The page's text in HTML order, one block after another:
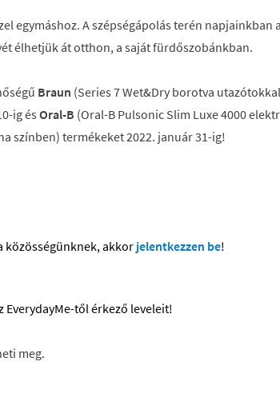
egymáshoz. A szépségápolás terén
élhetjük át otthon, a saját fürdőszobánkban.
Braun (Series 7 Wet&Dry borotva
ig ésOral-B (Oral-B Pulsonic Slim Luxe 4000
színben) termékeket 2022. január 31-ig!
közösségünknek, akkor jelentkezzen be!
EverydayMe-től érkező leveleit!
meg.